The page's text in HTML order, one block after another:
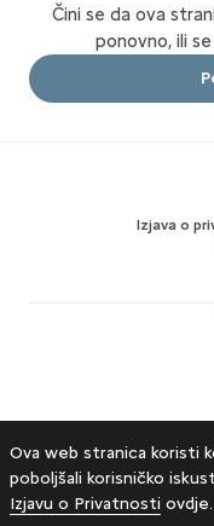
Čini se da ova
ponovno, ili
Izjava o
Ova web stranica koristi
poboljšali korisničko
Izjavu o Privatnosti ovdje.